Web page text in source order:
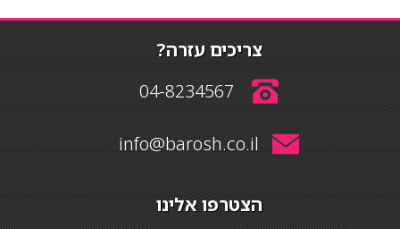
צריכים עזרה?
04-8234567
info@barosh.co.il
הצטרפו אלינו